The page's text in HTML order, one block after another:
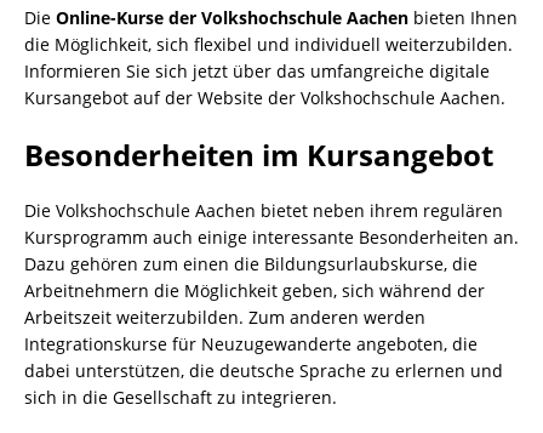
Die Online-Kurse der Volkshochschule Aachen bieten Ihnen
die Möglichkeit, sich flexibel und individuell weiterzubilden.
Informieren Sie sich jetzt über das umfangreiche digitale
Kursangebot auf der Website der Volkshochschule Aachen.
Besonderheiten im Kursangebot
Die Volkshochschule Aachen bietet neben ihrem regulären
Kursprogramm auch einige interessante Besonderheiten an.
Dazu gehören zum einen die Bildungsurlaubskurse, die
Arbeitnehmern die Möglichkeit geben, sich während der
Arbeitszeit weiterzubilden. Zum anderen werden
Integrationskurse für Neuzugewanderte angeboten, die
dabei unterstützen, die deutsche Sprache zu erlernen und
sich in die Gesellschaft zu integrieren.